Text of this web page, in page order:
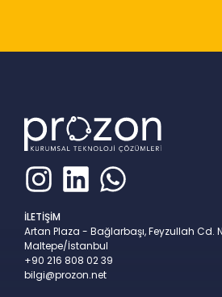
İLETİŞİM
Artan Plaza - Bağlarbaşı, Feyzullah Cd.
Maltepe/İstanbul
+90 216 808 02 39
bilgi@prozon.net